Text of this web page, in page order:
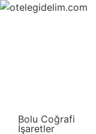
Bolu Coğrafi
İşaretler